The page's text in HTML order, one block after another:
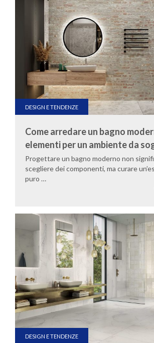
DESIGN E TENDENZE
Come arredare un bagno
elementi per un ambiente da
Progettare un bagno moderno non
scegliere dei componenti, ma curare
puro …
DESIGN E TENDENZE